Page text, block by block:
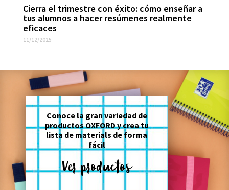
Cierra el trimestre con éxito: cómo enseñar a
tus alumnos a hacer resúmenes realmente
eficaces
11/12/2025
Conoce la gran variedad de
productos OXFORD y crea tu
lista de materials de forma
fácil
Ver productos